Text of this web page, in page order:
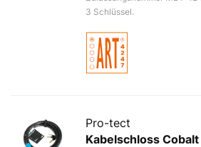
3 Schlüssel.
Pro-tect
Kabelschloss Cobalt